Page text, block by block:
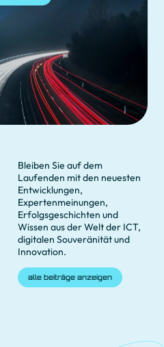
Bleiben Sie auf dem
Laufenden mit den neuesten
Entwicklungen,
Expertenmeinungen,
Erfolgsgeschichten und
Wissen aus der Welt der ICT,
digitalen Souveränität und
Innovation.
alle beiträge anzeigen